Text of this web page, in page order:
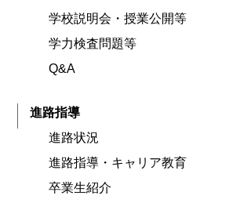
学校説明会・授業公開等
学力検査問題等
Q&A
進路指導
進路状況
進路指導・キャリア教育
卒業生紹介